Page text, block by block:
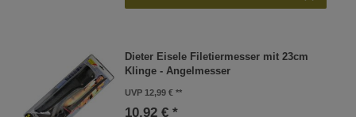
Dieter Eisele Filetiermesser mit 23cm
Klinge - Angelmesser
UVP 12,99 €
10,92 € *